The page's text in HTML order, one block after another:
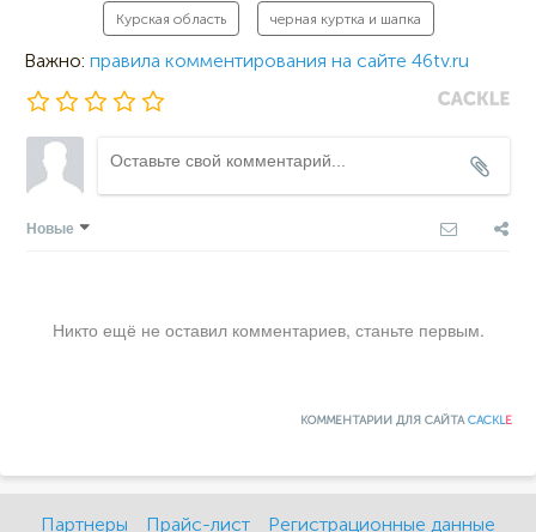
Курская область черная куртка и шапка
Важно: правила комментирования на сайте 46tv.ru
Новые
Никто ещё не оставил комментариев, станьте первым.
КОММЕНТАРИИ ДЛЯ САЙТАCACKLE
Партнеры Прайс-лист Регистрационные данные